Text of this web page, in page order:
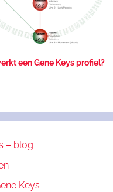
een Gene Keys profiel?
– blog
Keys